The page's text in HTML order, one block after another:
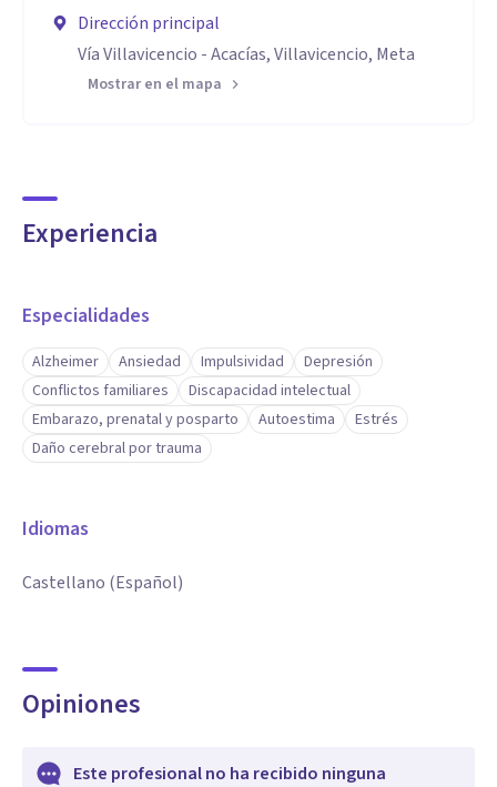
Dirección principal
Vía Villavicencio - Acacías, Villavicencio, Meta
Mostrar en el mapa
Experiencia
Especialidades
Alzheimer Ansiedad Impulsividad
Depresión
Conflictos familiares
Discapacidad intelectual
Embarazo, prenatal y posparto
Autoestima
Estrés
Daño cerebral por trauma
Idiomas
Castellano (Español)
Opiniones
Este profesional no ha recibido ninguna